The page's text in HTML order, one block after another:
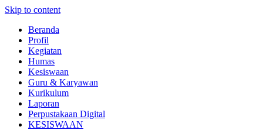
Skip to content
Beranda
Profil
Kegiatan
Humas
Kesiswaan
Guru & Karyawan
Kurikulum
Laporan
Perpustakaan Digital
KESISWAAN